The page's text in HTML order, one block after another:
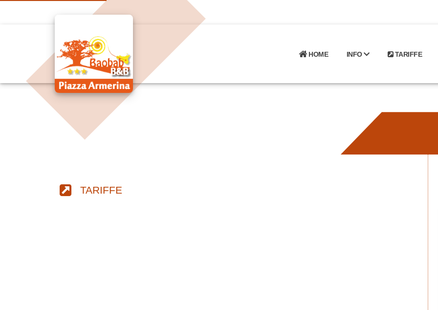
HOME INFO TARIFFE
TARIFFE